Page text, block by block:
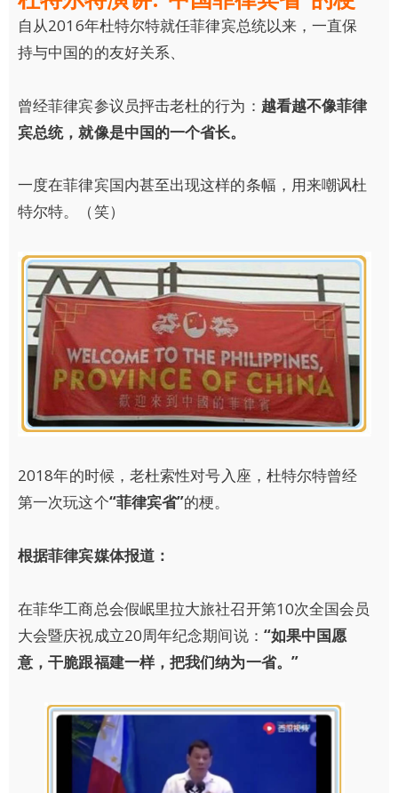
自从2016年杜特尔特就任菲律宾总统以来，一直保
持与中国的的友好关系、
曾经菲律宾参议员抨击老杜的行为： 越看越不像菲律
宾总统，就像是中国的一个省长。
一度在菲律宾国内甚至出现这样的条幅，用来嘲讽杜
特尔特。（笑）
2018年的时候，老杜索性对号入座，杜特尔特曾经
第一次玩这个“菲律宾省”的梗。
根据菲律宾媒体报道：
在菲华工商总会假岷里拉大旅社召开第10次全国会员
大会暨庆祝成立20周年纪念期间说： “如果中国愿
意，干脆跟福建一样，把我们纳为一省。”